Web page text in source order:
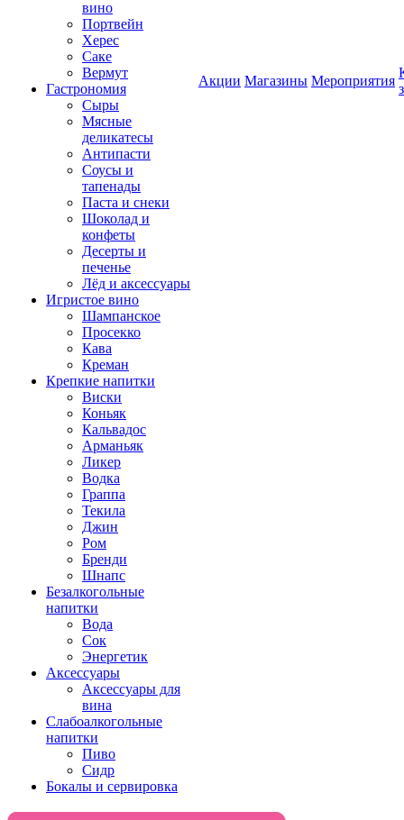
вино
Портвейн
Херес
Саке
Вермут
Гастрономия
Сыры
Мясные
деликатесы
Антипасти
Соусы и
тапенады
Паста и снеки
Шоколад и
конфеты
Десерты и
печенье
Лёд и аксессуары
Игристое вино
Шампанское
Просекко
Кава
Креман
Крепкие напитки
Виски
Коньяк
Кальвадос
Арманьяк
Ликер
Водка
Граппа
Текила
Джин
Ром
Бренди
Шнапс
Безалкогольные
напитки
Вода
Сок
Энергетик
Аксессуары
Аксессуары для
вина
Слабоалкогольные
напитки
Пиво
Сидр
Бокалы и сервировка
Акции Магазины Мероприятия